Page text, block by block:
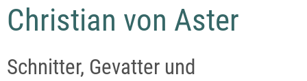
Christian von Aster
Schnitter, Gevatter und